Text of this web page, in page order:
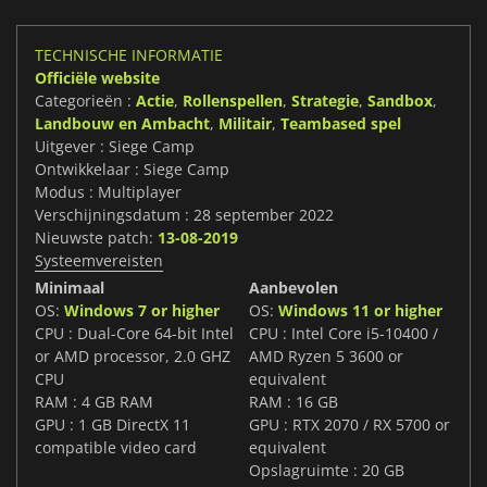
TECHNISCHE INFORMATIE
Officiële website
Categorieën : Actie, Rollenspellen, Strategie, Sandbox,
Landbouw en Ambacht, Militair, Teambased spel
Uitgever : Siege Camp
Ontwikkelaar : Siege Camp
Modus : Multiplayer
Verschijningsdatum : 28 september 2022
Nieuwste patch: 13-08-2019
Systeemvereisten
Minimaal
OS: Windows 7 or higher
CPU : Dual-Core 64-bit Intel
or AMD processor, 2.0 GHZ
CPU
RAM : 4 GB RAM
GPU : 1 GB DirectX 11
compatible video card
Aanbevolen
OS: Windows 11 or higher
CPU : Intel Core i5-10400 /
AMD Ryzen 5 3600 or
equivalent
RAM : 16 GB
GPU : RTX 2070 / RX 5700 or
equivalent
Opslagruimte : 20 GB